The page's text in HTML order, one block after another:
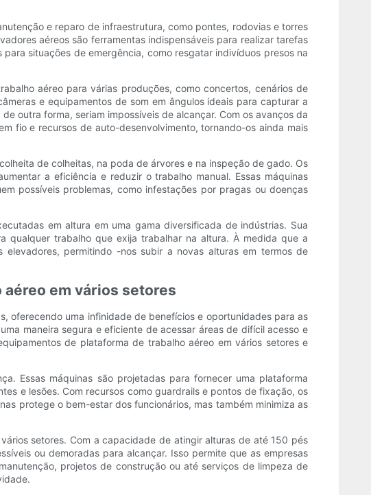
e reparo de infraestrutura, como pontes, rodovias e torres
aéreos são ferramentas indispensáveis ​​para realizar tarefas
situações de emergência, como resgatar indivíduos presos na
aéreo para várias produções, como concertos, cenários de
e equipamentos de som em ângulos ideais para capturar a
outra forma, seriam impossíveis de alcançar. Com os avanços da
fio e recursos de auto-desenvolvimento, tornando-os ainda mais
de colheitas, na poda de árvores e na inspeção de gado. Os
a eficiência e reduzir o trabalho manual. Essas máquinas
possíveis problemas, como infestações por pragas ou doenças
em altura em uma gama diversificada de indústrias. Sua
qualquer trabalho que exija trabalhar na altura. À medida que a
permitindo -nos subir a novas alturas em termos de
em vários setores
oferecendo uma infinidade de benefícios e oportunidades para as
maneira segura e eficiente de acessar áreas de difícil acesso e
de plataforma de trabalho aéreo em vários setores e
Essas máquinas são projetadas para fornecer uma plataforma
e lesões. Com recursos como guardrails e pontos de fixação, os
protege o bem-estar dos funcionários, mas também minimiza as
setores. Com a capacidade de atingir alturas de até 150 pés
ou demoradas para alcançar. Isso permite que as empresas
projetos de construção ou até serviços de limpeza de